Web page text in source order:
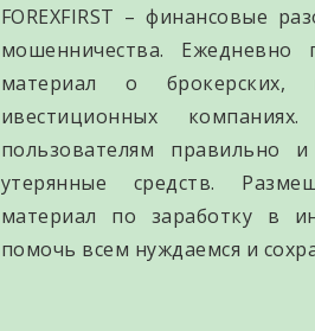
FOREXFIRST – финансовые
мошенничества. Ежедневно
материал о брокерских,
ивестиционных
пользователям правильно
утерянные средств.
материал по заработку в
помочь всем нуждаемся и